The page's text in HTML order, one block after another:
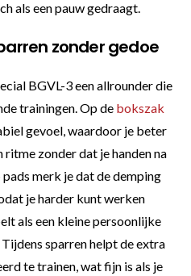
als een pauw gedraagt.
zonder gedoe
BGVL-3 een allrounder die
trainingen. Op de bokszak
gevoel, waardoor je beter
zonder dat je handen na
merk je dat de demping
je harder kunt werken
als een kleine persoonlijke
sparren helpt de extra
te trainen, wat fijn is als je